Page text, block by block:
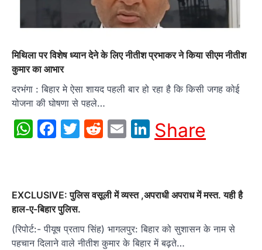
मिथिला पर विशेष ध्यान देने के लिए नीतीश प्रभाकर ने किया सीएम नीतीश
कुमार का आभार
दरभंगा : बिहार मे ऐसा शायद पहली बार हो रहा है कि किसी जगह कोई
योजना की घोषणा से पहले…
WhatsApp
Facebook
Twitter
Reddit
EmailLinkedIn
Share
EXCLUSIVE: पुलिस वसूली में व्यस्त ,अपराधी अपराध में मस्त. यही है
हाल-ए-बिहार पुलिस.
(रिपोर्ट:- पीयूष प्रताप सिंह) भागलपुर: बिहार को सुशासन के नाम से
पहचान दिलाने वाले नीतीश कुमार के बिहार में बढ़ते…